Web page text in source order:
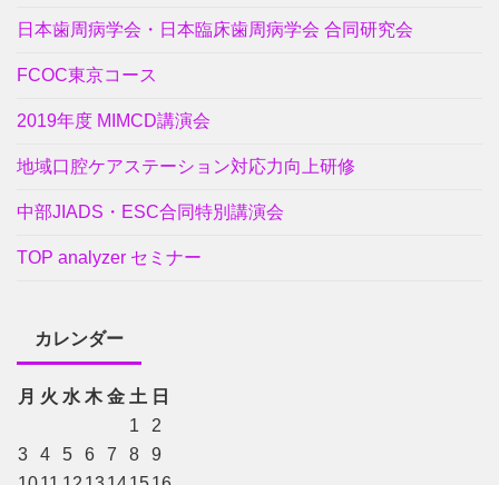
日本歯周病学会・日本臨床歯周病学会 合同研究会
FCOC東京コース
2019年度 MIMCD講演会
地域口腔ケアステーション対応力向上研修
中部JIADS・ESC合同特別講演会
TOP analyzer セミナー
カレンダー
月 火 水 木 金 土 日
1
2
3
4 5 6 7 8
9